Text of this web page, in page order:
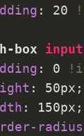
: 20
box
input
: 0
: 50px ;
: 150px ;
radius